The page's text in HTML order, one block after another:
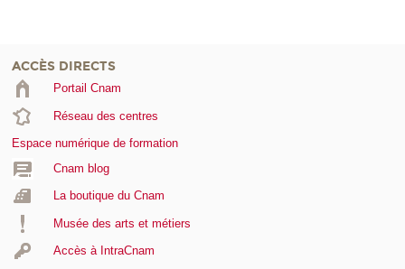
ACCÈS DIRECTS
Portail Cnam
Réseau des centres
Espace numérique de formation
Cnam blog
La boutique du Cnam
Musée des arts et métiers
Accès à IntraCnam